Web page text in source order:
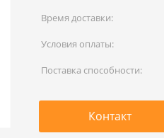
Время доставки:
Условия оплаты:
Поставка способности:
Контакт